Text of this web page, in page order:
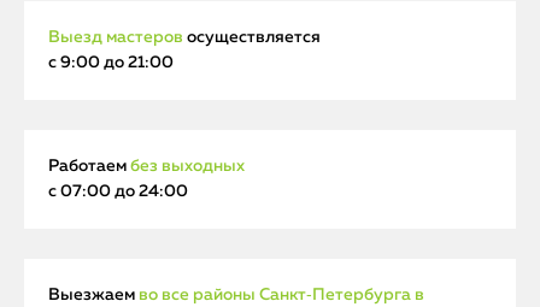
Выезд мастеров осуществляется
с 9:00 до 21:00
Работаем без выходных
с 07:00 до 24:00
Выезжаем во все районы Санкт‑Петербурга в